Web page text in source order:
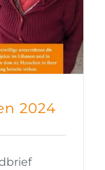
2024